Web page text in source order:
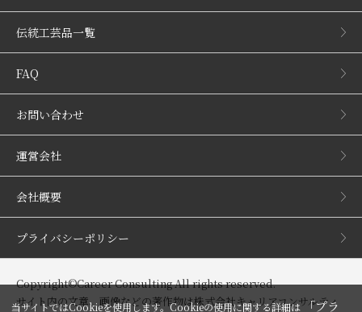
伝統工芸品一覧
FAQ
お問い合わせ
運営会社
会社概要
プライバシーポリシー
Copyright©Career Consulting All rights reserved.
サイト内の文章、画像などの著作物は株式会社キャリアコンサルティ
当サイトではCookieを使用します。Cookieの使用に関する詳細は「プラ